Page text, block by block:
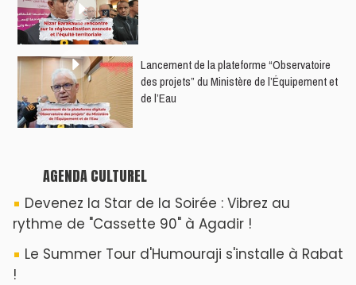
​Lancement de la plateforme “Observatoire
des projets” du Ministère de l’Équipement et
de l’Eau
AGENDA CULTUREL
Devenez la Star de la Soirée : Vibrez au
rythme de "Cassette 90" à Agadir !
Le Summer Tour d'Humouraji s'installe à Rabat
!